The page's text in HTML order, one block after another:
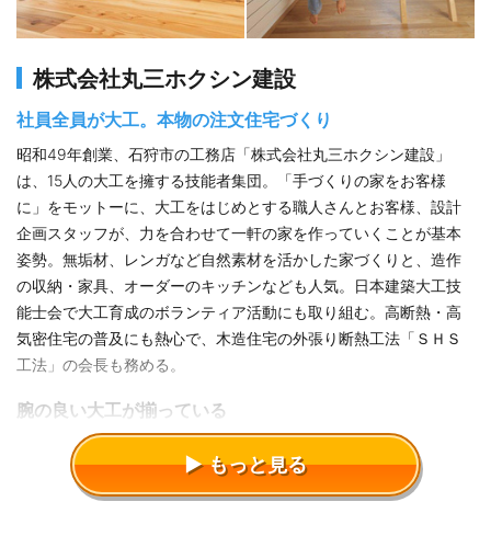
株式会社丸三ホクシン建設
社員全員が大工。本物の注文住宅づくり
昭和49年創業、石狩市の工務店「株式会社丸三ホクシン建設」
は、15人の大工を擁する技能者集団。「手づくりの家をお客様
に」をモットーに、大工をはじめとする職人さんとお客様、設計
企画スタッフが、力を合わせて一軒の家を作っていくことが基本
姿勢。無垢材、レンガなど自然素材を活かした家づくりと、造作
の収納・家具、オーダーのキッチンなども人気。日本建築大工技
能士会で大工育成のボランティア活動にも取り組む。高断熱・高
気密住宅の普及にも熱心で、木造住宅の外張り断熱工法「ＳＨＳ
工法」の会長も務める。
腕の良い大工が揃っている
住宅業界は大工の高齢化と人材不足が急激に進み、しっかりとし
た品質の家を建てたり、施主の要望に応じたきめ細かい大工仕事
の実現が危うい状況になりつつある。プレカットやパネルなどを
もっと見る